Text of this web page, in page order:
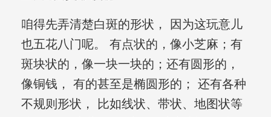
咱得先弄清楚白斑的形状， 因为这玩意儿
也五花八门呢。 有点状的，像小芝麻；有
斑块状的，像一块一块的；还有圆形的，
像铜钱， 有的甚至是椭圆形的； 还有各种
不规则形状， 比如线状、带状、地图状等